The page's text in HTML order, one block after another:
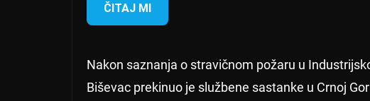
ČITAJ MI
Nakon saznanja o stravičnom požaru u
Biševac prekinuo je službene sastanke u Crnoj